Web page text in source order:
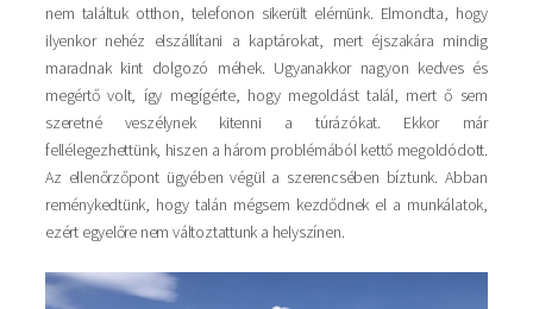
nem találtuk otthon, telefonon sikerült elérnünk. Elmondta, hogy
ilyenkor nehéz elszállítani a kaptárokat, mert éjszakára mindig
maradnak kint dolgozó méhek. Ugyanakkor nagyon kedves és
megértő volt, így megígérte, hogy megoldást talál, mert ő sem
szeretné veszélynek kitenni a túrázókat. Ekkor már
fellélegezhettünk, hiszen a három problémából kettő megoldódott.
Az ellenőrzőpont ügyében végül a szerencsében bíztunk. Abban
reménykedtünk, hogy talán mégsem kezdődnek el a munkálatok,
ezért egyelőre nem változtattunk a helyszínen.
Kép